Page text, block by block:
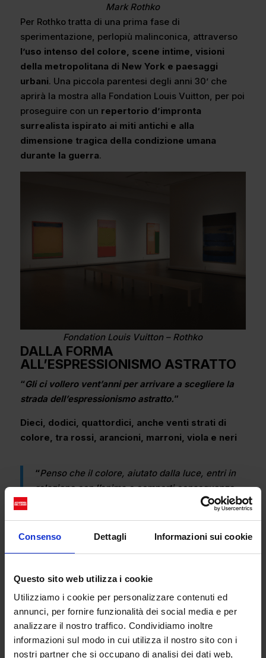
Consenso Dettagli Informazioni sui cookie
Questo sito web utilizza i cookie
Utilizziamo i cookie per personalizzare contenuti ed
annunci, per fornire funzionalità dei social media e per
analizzare il nostro traffico. Condividiamo inoltre
informazioni sul modo in cui utilizza il nostro sito con i
nostri partner che si occupano di analisi dei dati web,
Mark Rothko
Per Rothko tratta di una prima fase di
sperimentazione, perlopiù malinconica, attraverso
l’uso intenso del colore, scene intime, visioni
della metropolitana di New York e paesaggi
urbani. Una piccola parentesi degli anni 30’ che
aprirà la mostra alla Fondation Louis Vuitton, per poi
proseguire con un repertorio d’impronta
surrealista ispirato ai miti antichi e alla
dimensione tragica della condizione umana
durante la guerra.
Fondation Louis Vuitton – Rothko
DALLA FORMA
ALL’ESPRESSIONISMO ASTRATTO
“Gli ci vollero vent’anni per arrivare a scegliere la
strada dell’espressionismo astratto.”
Dieci, dodici, quattordici, anche venti strati di
colore, tra rossi, arancioni, marroni, viola e neri
“Penso che il colore, aiutato dalla luce, entri in
relazione con l’anima e comporti conseguenze